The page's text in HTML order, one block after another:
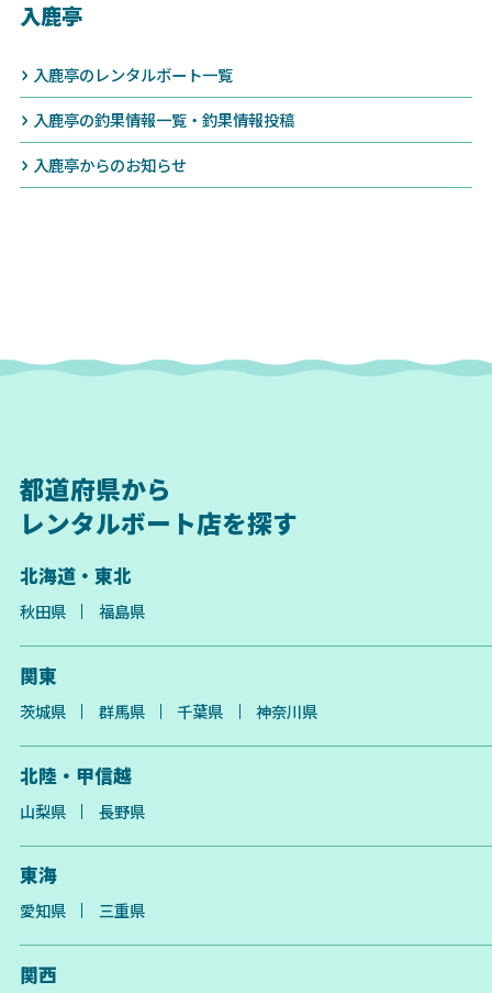
入鹿亭
入鹿亭のレンタルボート一覧
入鹿亭の釣果情報一覧・釣果情報投稿
入鹿亭からのお知らせ
都道府県から
レンタルボート店を探す
北海道・東北
秋田県 福島県
関東
茨城県 群馬県 千葉県 神奈川県
北陸・甲信越
山梨県 長野県
東海
愛知県 三重県
関西